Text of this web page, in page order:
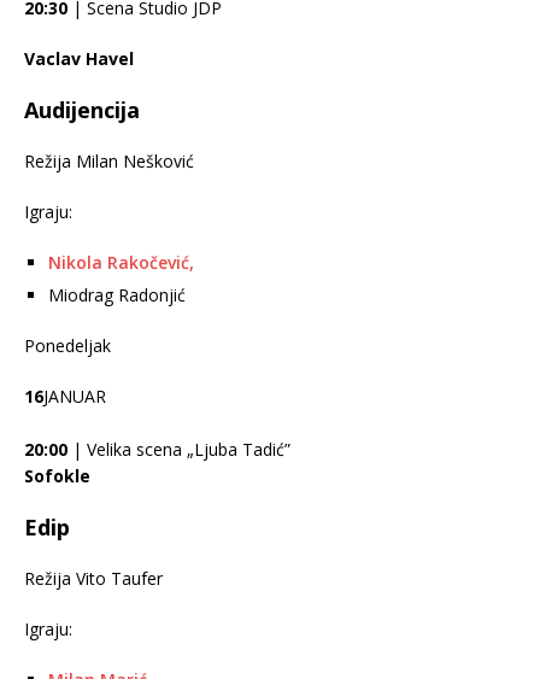
20:30 | Scena Studio JDP
Vaclav Havel
Audijencija
Režija Milan Nešković
Igraju:
Nikola Rakočević,
Miodrag Radonjić
Ponedeljak
16JANUAR
20:00 | Velika scena „Ljuba Tadić”
Sofokle
Edip
Režija Vito Taufer
Igraju: